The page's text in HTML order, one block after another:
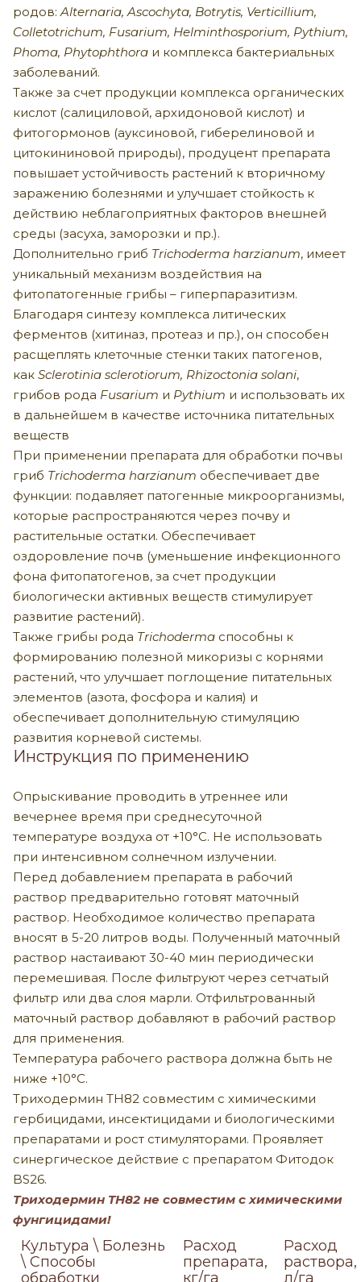
родов: Alternaria, Ascochyta, Botrytis, Verticillium,
Colletotrichum, Fusarium, Helminthosporium, Pythium,
Phoma, Phytophthora и комплекса бактериальных
заболеваний.
Также за счет продукции комплекса органических
кислот (салициловой, архидоновой кислот) и
фитогормонов (ауксиновой, гиберелиновой и
цитокининовой природы), продуцент препарата
повышает устойчивость растений к вторичному
заражению болезнями и улучшает стойкость к
действию неблагоприятных факторов внешней
среды (засуха, заморозки и пр.).
Дополнительно гриб Trichoderma harzianum, имеет
уникальный механизм воздействия на
фитопатогенные грибы – гиперпаразитизм.
Благодаря синтезу комплекса литических
ферментов (хитиназ, протеаз и пр.), он способен
расщеплять клеточные стенки таких патогенов,
как Sclerotinia sclerotiorum, Rhizoctonia solani,
грибов рода Fusarium и Pythium и использовать их
в дальнейшем в качестве источника питательных
веществ
При применении препарата для обработки почвы
гриб Trichoderma harzianum обеспечивает две
функции: подавляет патогенные микроорганизмы,
которые распространяются через почву и
растительные остатки. Обеспечивает
оздоровление почв (уменьшение инфекционного
фона фитопатогенов, за счет продукции
биологически активных веществ стимулирует
развитие растений).
Также грибы рода Trichoderma способны к
формированию полезной микоризы с корнями
растений, что улучшает поглощение питательных
элементов (азота, фосфора и калия) и
обеспечивает дополнительную стимуляцию
развития корневой системы.
Инструкция по применению
Опрыскивание проводить в утреннее или
вечернее время при среднесуточной
температуре воздуха от +10°С. Не использовать
при интенсивном солнечном излучении.
Перед добавлением препарата в рабочий
раствор предварительно готовят маточный
раствор. Необходимое количество препарата
вносят в 5-20 литров воды. Полученный маточный
раствор настаивают 30-40 мин периодически
перемешивая. После фильтруют через сетчатый
фильтр или два слоя марли. Отфильтрованный
маточный раствор добавляют в рабочий раствор
для применения.
Температура рабочего раствора должна быть не
ниже +10°С.
Триходермин TH82 совместим с химическими
гербицидами, инсектицидами и биологическими
препаратами и рост стимуляторами. Проявляет
синергическое действие с препаратом Фитодок
BS26.
Триходермин TH82 не совместим с химическими
фунгицидами!
Культура \ Болезнь
\ Способы
обработки
Расход
препарата,
кг/га
Расход
раствора,
л/га